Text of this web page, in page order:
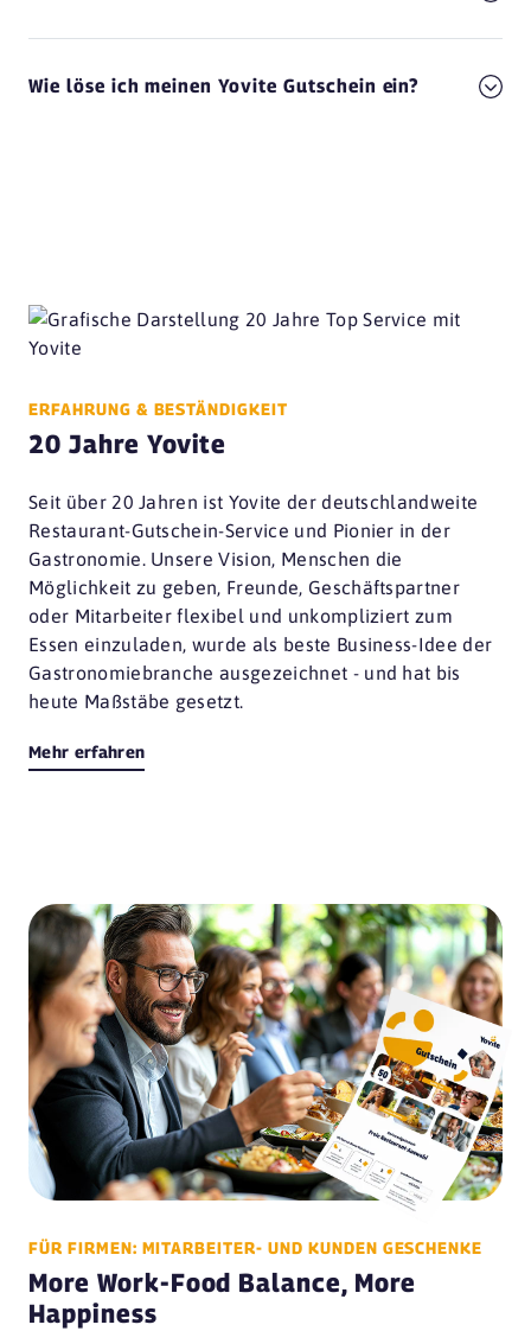
Wie löse ich meinen Yovite Gutschein ein?
ERFAHRUNG & BESTÄNDIGKEIT
20 Jahre Yovite
Seit über 20 Jahren ist Yovite der deutschlandweite
Restaurant-Gutschein-Service und Pionier in der
Gastronomie. Unsere Vision, Menschen die
Möglichkeit zu geben, Freunde, Geschäftspartner
oder Mitarbeiter flexibel und unkompliziert zum
Essen einzuladen, wurde als beste Business-Idee der
Gastronomiebranche ausgezeichnet - und hat bis
heute Maßstäbe gesetzt.
Mehr erfahren
FÜR FIRMEN: MITARBEITER- UND KUNDEN GESCHENKE
More Work-Food Balance, More
Happiness